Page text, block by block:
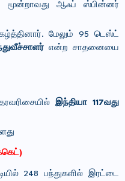
மூன்றாவது ஆஃப் ஸ்பின்னர்
மேலும் 95 டெஸ்ட்
என்ற சாதனையை
இந்தியா 117வது
248 பந்துகளில் இரட்டை